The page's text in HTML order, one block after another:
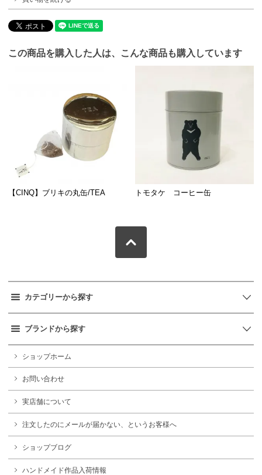
この商品を購入した人は、こんな商品も購入しています
【CINQ】ブリキの丸缶/TEA トモタケ コーヒー缶
カテゴリーから探す
ブランドから探す
ショップホーム
お問い合わせ
実店舗について
注文したのにメールが届かない、というお客様へ
ショップブログ
ハンドメイド作品入荷情報